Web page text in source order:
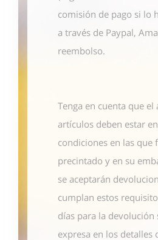
comisión de pago si lo
a través de Paypal,
reembolso.
Tenga en cuenta que el
artículos deben estar
condiciones en las que
precintado y en su
se aceptarán
cumplan estos
días para la devolución
expresa en los detalles